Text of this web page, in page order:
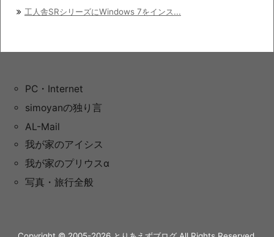
工人舎SRシリーズにWindows 7をインス...
PC・Internet
simoyanの独り言
AL-Mail
我が家のアイシス
我が家のプリウスα
写真・旅行全般